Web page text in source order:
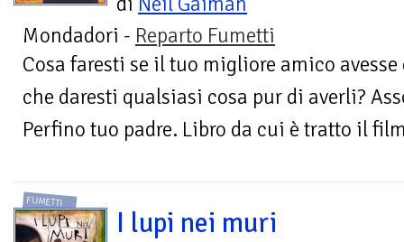
Mondadori - Reparto Fumetti
Cosa faresti se il tuo migliore amico
che daresti qualsiasi cosa pur di averli?
Perfino tuo padre. Libro da cui è tratto il
FUMETTI
I lupi nei muri